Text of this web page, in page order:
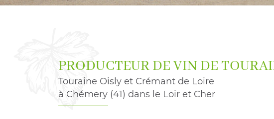
PRODUCTEUR DE VIN DE
Touraine Oisly et Crémant de Loire
à Chémery (41) dans le Loir et Cher